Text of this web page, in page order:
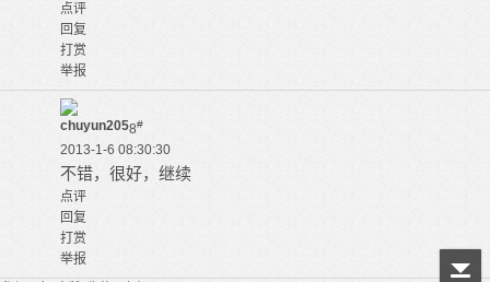
点评
回复
打赏
举报
chuyun2058#
2013-1-6 08:30:30
不错，很好，继续
点评
回复
打赏
举报